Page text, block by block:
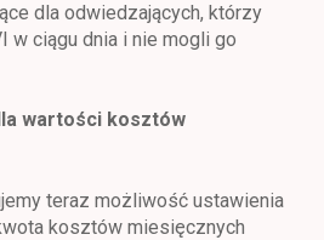
dla odwiedzających, którzy
w ciągu dnia i nie mogli go
wartości kosztów
teraz możliwość ustawienia
kosztów miesięcznych